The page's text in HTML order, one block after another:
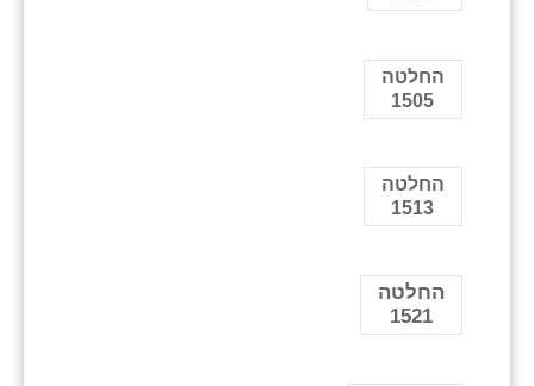
החלטה
1505
החלטה
1513
החלטה
1521